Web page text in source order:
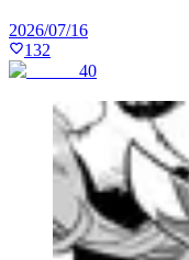
2026/07/16
132
40